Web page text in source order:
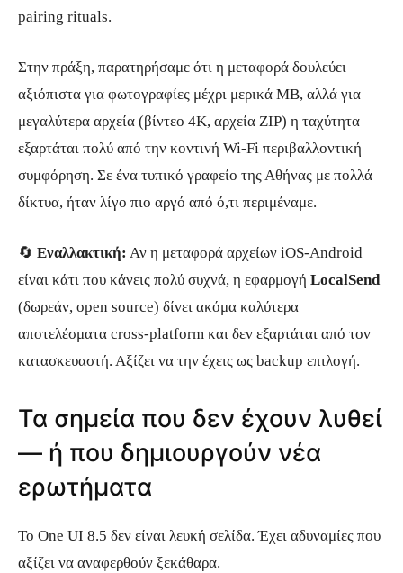
pairing rituals.
Στην πράξη, παρατηρήσαμε ότι η μεταφορά δουλεύει
αξιόπιστα για φωτογραφίες μέχρι μερικά MB, αλλά για
μεγαλύτερα αρχεία (βίντεο 4K, αρχεία ZIP) η ταχύτητα
εξαρτάται πολύ από την κοντινή Wi-Fi περιβαλλοντική
συμφόρηση. Σε ένα τυπικό γραφείο της Αθήνας με πολλά
δίκτυα, ήταν λίγο πιο αργό από ό,τι περιμέναμε.
🔄 Εναλλακτική: Αν η μεταφορά αρχείων iOS-Android
είναι κάτι που κάνεις πολύ συχνά, η εφαρμογή LocalSend
(δωρεάν, open source) δίνει ακόμα καλύτερα
αποτελέσματα cross-platform και δεν εξαρτάται από τον
κατασκευαστή. Αξίζει να την έχεις ως backup επιλογή.
Τα σημεία που δεν έχουν λυθεί
— ή που δημιουργούν νέα
ερωτήματα
Το One UI 8.5 δεν είναι λευκή σελίδα. Έχει αδυναμίες που
αξίζει να αναφερθούν ξεκάθαρα.